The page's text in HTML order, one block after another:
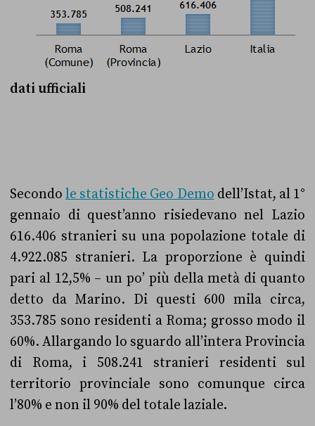
dati ufficiali
Secondole statistiche Geo Demo dell’Istat, al 1°
gennaio di quest’anno risiedevano nel Lazio
616.406 stranieri su una popolazione totale di
4.922.085 stranieri. La proporzione è quindi
pari al 12,5% – un po’ più della metà di quanto
detto da Marino. Di questi 600 mila circa,
353.785 sono residenti a Roma; grosso modo il
60%. Allargando lo sguardo all’intera Provincia
di Roma, i 508.241 stranieri residenti sul
territorio provinciale sono comunque circa
l’80% e non il 90% del totale laziale.